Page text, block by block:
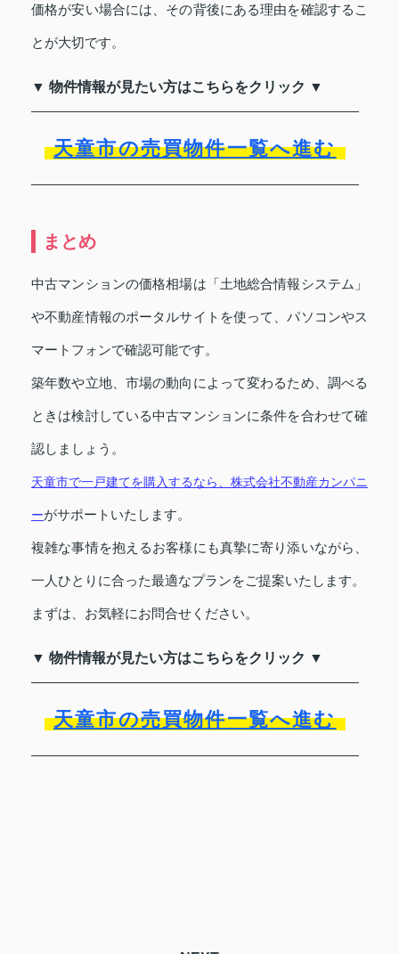
価格が安い場合には、その背後にある理由を確認するこ
とが大切です。
▼ 物件情報が見たい方はこちらをクリック ▼
天童市の売買物件一覧へ進む
まとめ
中古マンションの価格相場は「土地総合情報システム」
や不動産情報のポータルサイトを使って、パソコンやス
マートフォンで確認可能です。
築年数や立地、市場の動向によって変わるため、調べる
ときは検討している中古マンションに条件を合わせて確
認しましょう。
天童市で一戸建てを購入するなら、株式会社不動産カンパニ
ーがサポートいたします。
複雑な事情を抱えるお客様にも真摯に寄り添いながら、
一人ひとりに合った最適なプランをご提案いたします。
まずは、お気軽にお問合せください。
▼ 物件情報が見たい方はこちらをクリック ▼
天童市の売買物件一覧へ進む